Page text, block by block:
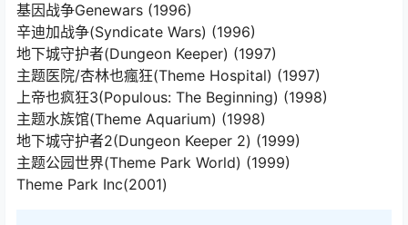
基因战争Genewars (1996)
辛迪加战争(Syndicate Wars) (1996)
地下城守护者(Dungeon Keeper) (1997)
主题医院/杏林也瘋狂(Theme Hospital) (1997)
上帝也疯狂3(Populous: The Beginning) (1998)
主题水族馆(Theme Aquarium) (1998)
地下城守护者2(Dungeon Keeper 2) (1999)
主题公园世界(Theme Park World) (1999)
Theme Park Inc(2001)